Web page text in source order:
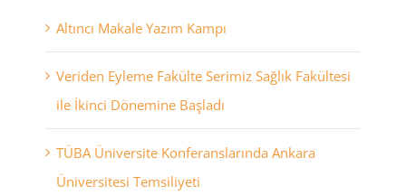
Altıncı Makale Yazım Kampı
Veriden Eyleme Fakülte Serimiz Sağlık Fakültesi
ile İkinci Dönemine Başladı
TÜBA Üniversite Konferanslarında Ankara
Üniversitesi Temsiliyeti